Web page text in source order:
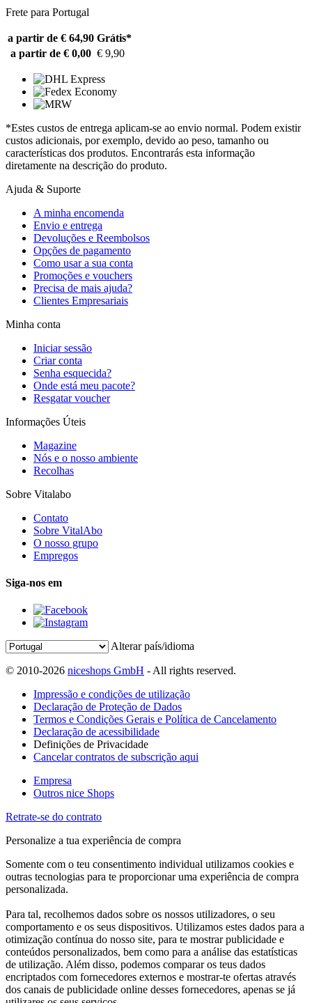
Frete para Portugal
a partir de € 64,90 Grátis*
a partir de € 0,00 € 9,90
*Estes custos de entrega aplicam-se ao envio normal. Podem existir
custos adicionais, por exemplo, devido ao peso, tamanho ou
características dos produtos. Encontrarás esta informação
diretamente na descrição do produto.
Ajuda & Suporte
A minha encomenda
Envio e entrega
Devoluções e Reembolsos
Opções de pagamento
Como usar a sua conta
Promoções e vouchers
Precisa de mais ajuda?
Clientes Empresariais
Minha conta
Iniciar sessão
Criar conta
Senha esquecida?
Onde está meu pacote?
Resgatar voucher
Informações Úteis
Magazine
Nós e o nosso ambiente
Recolhas
Sobre Vitalabo
Contato
Sobre VitalAbo
O nosso grupo
Empregos
Siga-nos em
Alterar país/idioma
© 2010-2026 niceshops GmbH - All rights reserved.
Impressão e condições de utilização
Declaração de Proteção de Dados
Termos e Condições Gerais e Política de Cancelamento
Declaração de acessibilidade
Definições de Privacidade
Cancelar contratos de subscrição aqui
Empresa
Outros nice Shops
Retrate-se do contrato
Personalize a tua experiência de compra
Somente com o teu consentimento individual utilizamos cookies e
outras tecnologias para te proporcionar uma experiência de compra
personalizada.
Para tal, recolhemos dados sobre os nossos utilizadores, o seu
comportamento e os seus dispositivos. Utilizamos estes dados para a
otimização contínua do nosso site, para te mostrar publicidade e
conteúdos personalizados, bem como para a análise das estatísticas
de utilização. Além disso, podemos comparar os teus dados
encriptados com fornecedores externos e mostrar-te ofertas através
dos canais de publicidade online desses fornecedores, apenas se já